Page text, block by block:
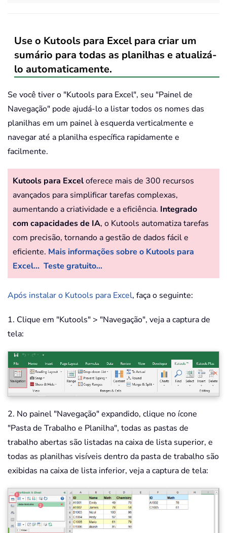
Use o Kutools para Excel para criar um
sumário para todas as planilhas e atualizá-
lo automaticamente.
Se você tiver o "Kutools para Excel", seu "Painel de
Navegação" pode ajudá-lo a listar todos os nomes das
planilhas em um painel à esquerda verticalmente e
navegar até a planilha específica rapidamente e
facilmente.
Kutools para Exceloferece mais de 300 recursos
avançados para simplificar tarefas complexas,
aumentando a criatividade e a eficiência. Integrado
com capacidades de IA, o Kutools automatiza tarefas
com precisão, tornando a gestão de dados fácil e
eficiente. Mais informações sobre o Kutools para
Excel... Teste gratuito...
Após instalar o Kutools para Excel, faça o seguinte:
1. Clique em "Kutools" > "Navegação", veja a captura de
tela:
2. No painel "Navegação" expandido, clique no ícone
"Pasta de Trabalho e Planilha", todas as pastas de
trabalho abertas são listadas na caixa de lista superior, e
todas as planilhas visíveis dentro da pasta de trabalho são
exibidas na caixa de lista inferior, veja a captura de tela: